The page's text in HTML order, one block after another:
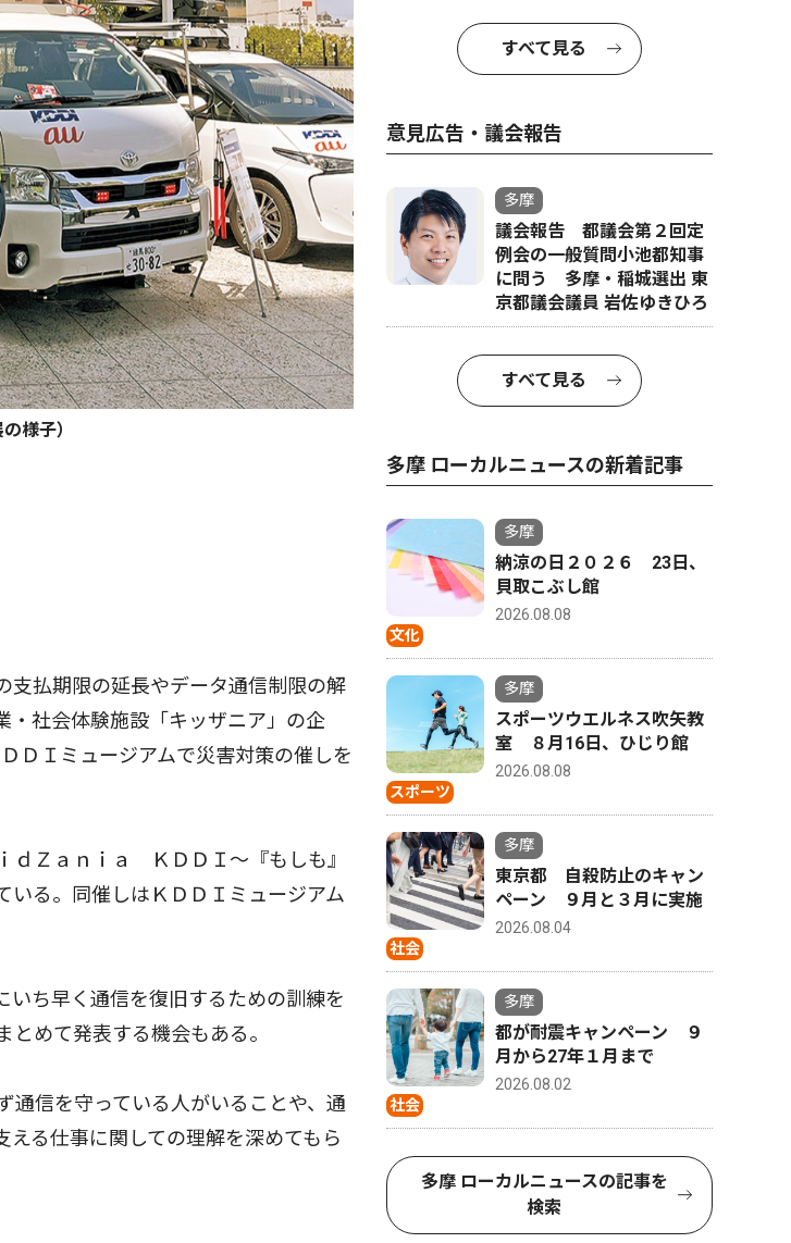
様子）
払期限の延長やデータ通信制限の解
・社会体験施設「キッザニア」の企
ＤＩミュージアムで災害対策の催しを
Ｚａｎｉａ ＫＤＤＩ〜『もしも』
いる。同催しはＫＤＤＩミュージアム
ち早く通信を復旧するための訓練を
めて発表する機会もある。
信を守っている人がいることや、通
る仕事に関しての理解を深めてもら
すべて見る
意見広告・議会報告
多摩
議会報告 都議会第２回定
例会の一般質問小池都知事
に問う 多摩・稲城選出 東
京都議会議員 岩佐ゆきひろ
すべて見る
多摩 ローカルニュースの新着記事
文化
多摩
納涼の日２０２６ 23日、
貝取こぶし館
2026.08.08
スポーツ
多摩
スポーツウエルネス吹矢教
室 ８月16日、ひじり館
2026.08.08
社会
多摩
東京都 自殺防止のキャン
ペーン ９月と３月に実施
2026.08.04
社会
多摩
都が耐震キャンペーン ９
月から27年１月まで
2026.08.02
多摩 ローカルニュースの記事を
検索